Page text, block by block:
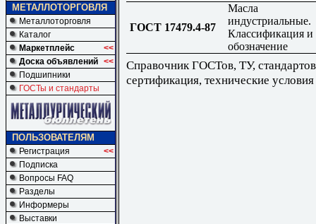
МЕТАЛЛОТОРГОВЛЯ
Металлоторговля
Каталог
Маркетплейс
<<
Доска объявлений <<
Подшипники
ГОСТы и стандарты
ПОЛЬЗОВАТЕЛЯМ
Регистрация
<<
Подписка
Вопросы FAQ
Разделы
Информеры
Выставки
ГОСТ 17479.4-87
Масла
индустриальные.
Классификация и
обозначение
Справочник ГОСТов, ТУ,
сертификация, технические условия